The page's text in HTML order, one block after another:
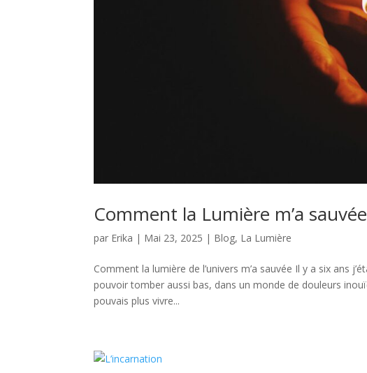
Comment la Lumière m’a sauvée
par Erika | Mai 23, 2025 | Blog, La Lumière
Comment la lumière de l’univers m’a sauvée Il y a six ans
pouvoir tomber aussi bas, dans un monde de douleurs
pouvais plus vivre...